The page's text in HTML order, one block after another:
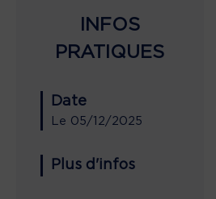
INFOS
PRATIQUES
Date
Le 05/12/2025
Plus d'infos